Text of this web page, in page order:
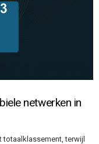
netwerken in
totaalklassement, terwijl